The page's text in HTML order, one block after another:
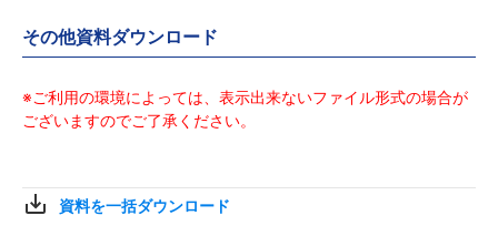
その他資料ダウンロード
※ご利用の環境によっては、表示出来ないファイル形式の場合が
ございますのでご了承ください。
資料を一括ダウンロード